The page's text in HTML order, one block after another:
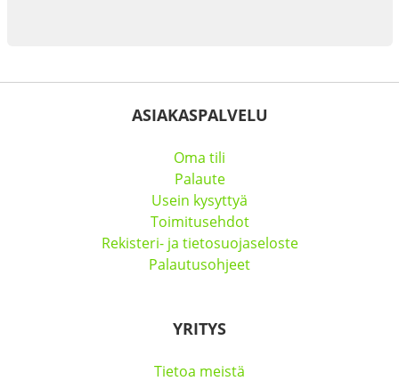
ASIAKASPALVELU
Oma tili
Palaute
Usein kysyttyä
Toimitusehdot
Rekisteri- ja tietosuojaseloste
Palautusohjeet
YRITYS
Tietoa meistä